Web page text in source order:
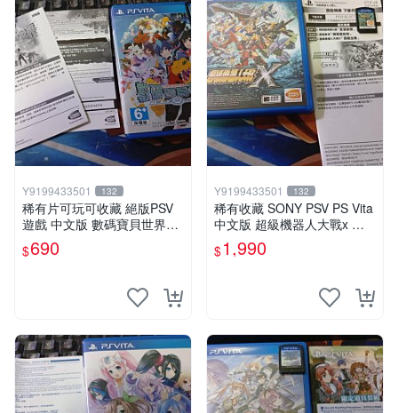
Y9199433501 132
稀有片可玩可收藏 絕版PSV
遊戲 中文版 數碼寶貝世界新
秩序
$690
Y9199433501 132
稀有收藏 SONY PSV PS Vita
中文版 超級機器人大戰x 中
文版 配件回函卡齊全
$1,990